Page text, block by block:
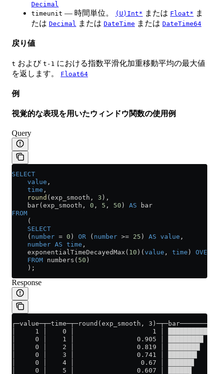
Decimal
timeunit — 時間単位。 (U)Int* または Float* ま
たは Decimal または DateTime または DateTime64
戻り値
t および t-1 における指数平滑化加重移動平均の最大値
を返します。
Float64
例
視覚的な表現を用いたウィンドウ関数の使用例
Query
SELECT
    value
,
    time
,
    round
(exp_smooth, 3 ),
    bar(exp_smooth,
0 , 5 , 50 ) AS bar
FROM
    (
    SELECT
    (
number = 0 ) OR ( number >= 25 ) AS value ,
    number
AS time ,
    exponentialTimeDecayedMax(
10 )( value , time ) OVER
    FROM
numbers( 50 )
    );
Response
┌─value─┬─time─┬─round(exp_smooth, 3)─┬─bar────────┐
│     1 │    0 │                    1 │ ██████████ │
│     0 │    1 │                0.905 │ █████████  │
│     0 │    2 │                0.819 │ ████████▏  │
│     0 │    3 │                0.741 │ ███████▍   │
│     0 │    4 │                 0.67 │ ██████▋    │
│     0 │    5 │                0.607 │ ██████     │